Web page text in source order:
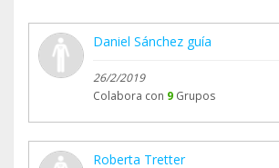
Daniel Sánchez guía
26/2/2019
Colabora con 9 Grupos
Roberta Tretter